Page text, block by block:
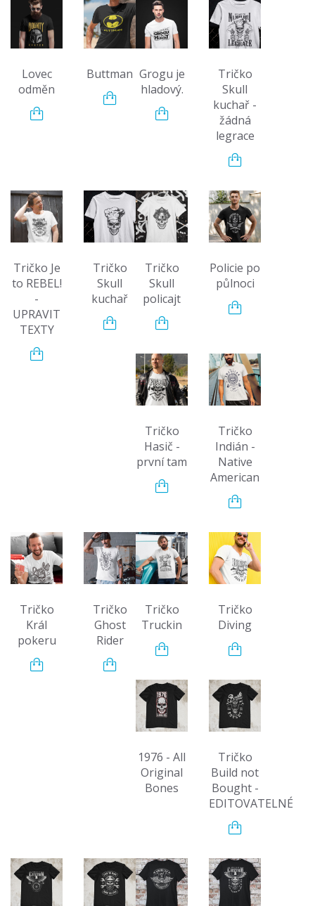
Lovec
odměn
Buttman Grogu je
hladový.
Tričko
Skull
kuchař -
žádná
legrace
Tričko Je
to REBEL!
-
UPRAVIT
TEXTY
Tričko
Skull
kuchař
Tričko
Skull
policajt
Policie po
půlnoci
Tričko
Hasič -
první tam
Tričko
Indián -
Native
American
Tričko
Král
pokeru
Tričko
Ghost
Rider
Tričko
Truckin
Tričko
Diving
1976 - All
Original
Bones
Tričko
Build not
Bought -
EDITOVATELNÉ